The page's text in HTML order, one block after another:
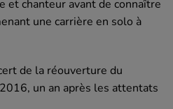
et chanteur avant de connaître
une carrière en solo à
de la réouverture du
un an après les attentats